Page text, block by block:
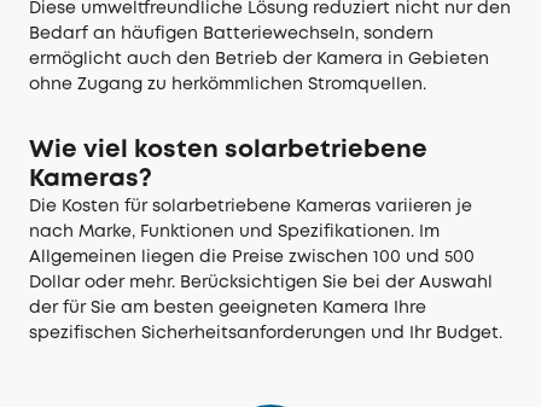
Diese umweltfreundliche Lösung reduziert nicht nur den
Bedarf an häufigen Batteriewechseln, sondern
ermöglicht auch den Betrieb der Kamera in Gebieten
ohne Zugang zu herkömmlichen Stromquellen.
Wie viel kosten solarbetriebene
Kameras?
Die Kosten für solarbetriebene Kameras variieren je
nach Marke, Funktionen und Spezifikationen. Im
Allgemeinen liegen die Preise zwischen 100 und 500
Dollar oder mehr. Berücksichtigen Sie bei der Auswahl
der für Sie am besten geeigneten Kamera Ihre
spezifischen Sicherheitsanforderungen und Ihr Budget.